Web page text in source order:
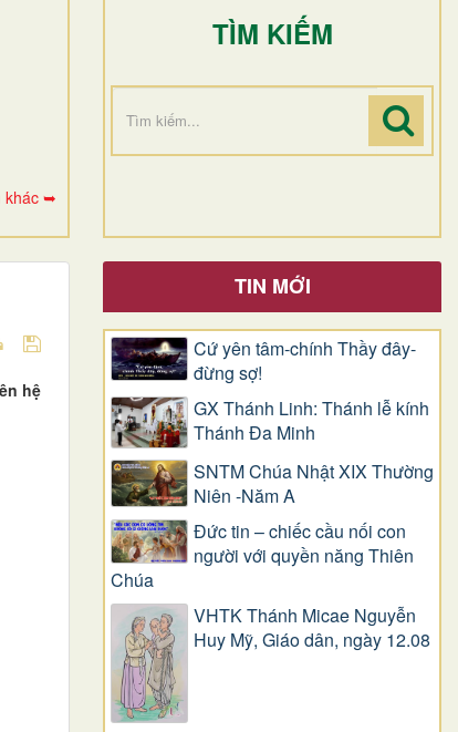
khác ➥
TÌM KIẾM
hệ
TIN MỚI
Cứ yên tâm-chính Thầy đây-
đừng sợ!
GX Thánh Linh: Thánh lễ kính
Thánh Đa Minh
SNTM Chúa Nhật XIX Thường
Niên -Năm A
Đức tin – chiếc cầu nối con
người với quyền năng Thiên
Chúa
VHTK Thánh Micae Nguyễn
Huy Mỹ, Giáo dân, ngày 12.08